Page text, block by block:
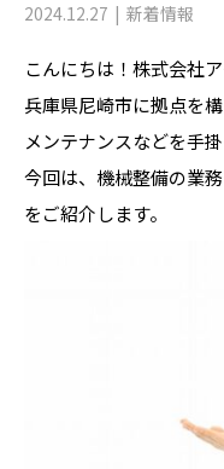
2024.12.27 新着情報
こんにちは！株式会社
兵庫県尼崎市に拠点を
メンテナンスなどを手掛
今回は、機械整備の業
をご紹介します。